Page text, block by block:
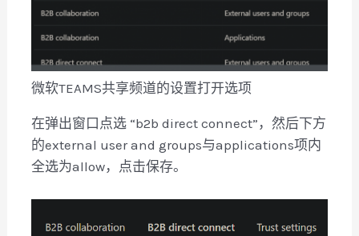
微软TEAMS共享频道的设置打开选项
在弹出窗口点选 “b2b direct connect”，然后下方
的external user and groups与applications项内
全选为allow，点击保存。